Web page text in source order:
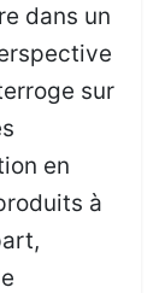
dans un
sur
en
à